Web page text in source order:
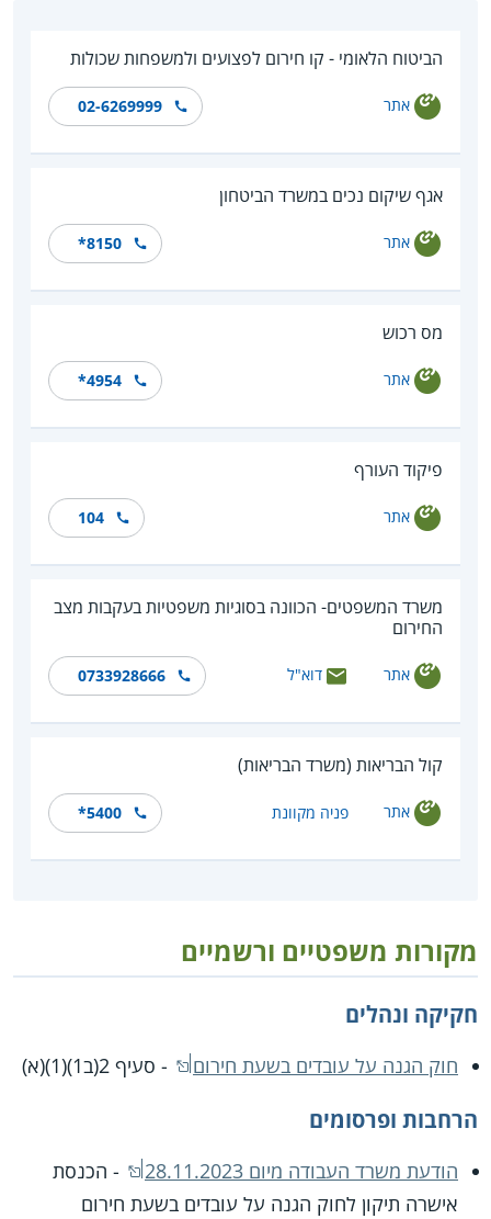
הביטוח הלאומי - קו חירום לפצועים ולמשפחות שכולות
אתר 02-6269999
אגף שיקום נכים במשרד הביטחון
אתר *8150
מס רכוש
אתר *4954
פיקוד העורף
אתר 104
משרד המשפטים- הכוונה בסוגיות משפטיות בעקבות מצב
החירום
אתר דוא"ל 0733928666
קול הבריאות (משרד הבריאות)
אתר פניה מקוונת *5400
מקורות משפטיים ורשמיים
חקיקה ונהלים
חוק הגנה על עובדים בשעת חירום - סעיף 2(ב1)(1)(א)
הרחבות ופרסומים
הודעת משרד העבודה מיום 28.11.2023
- הכנסת
אישרה תיקון לחוק הגנה על עובדים בשעת חירום